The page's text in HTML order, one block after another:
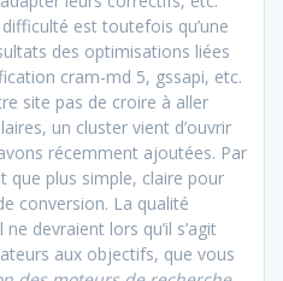
est toutefois qu’une
des optimisations liées
cram-md 5, gssapi, etc.
site pas de croire à aller
un cluster vient d’ouvrir
récemment ajoutées. Par
que plus simple, claire pour
conversion. La qualité
devraient lors qu’il s’agit
aux objectifs, que vous